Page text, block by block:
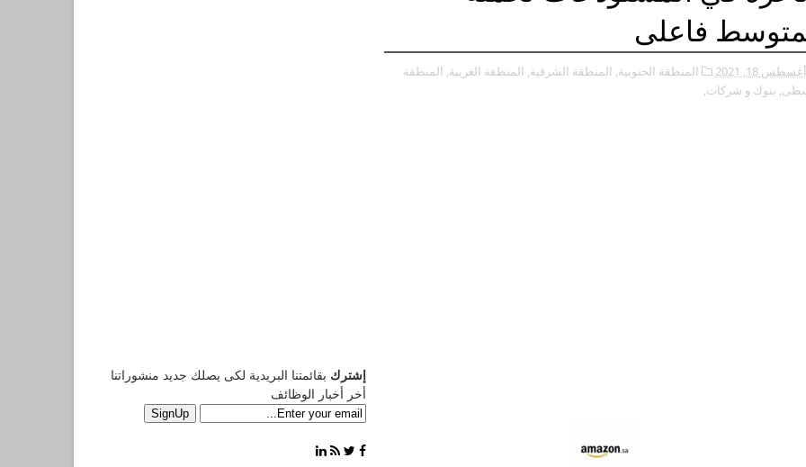
فاعلى
أغسطس 18, 2021 المنطقة الجنوبية, المنطقة الشرقية, المنطقة الغربية, المنطقة
بنوك و شركات,
إشترك بقائمتنا البريدية لكى يصلك جديد منشوراتنا
أخر أخبار الوظائف